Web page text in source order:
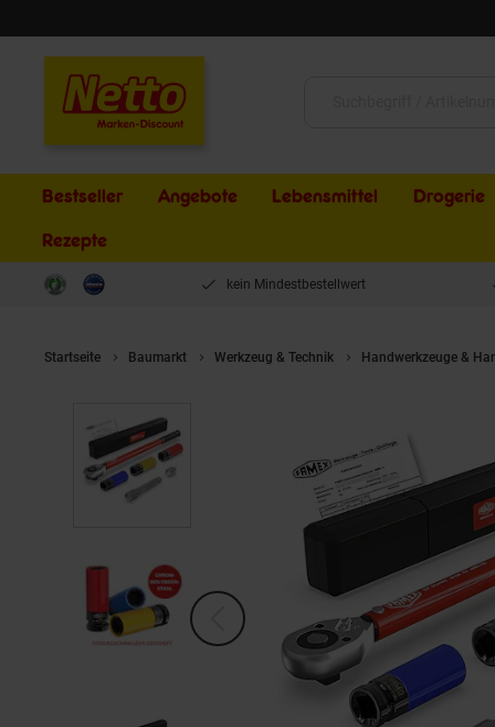
Bestseller Angebote Lebensmittel Drogerie
Rezepte
kein Mindestbestellwert
Startseite Baumarkt Werkzeug & Technik Handwerkzeuge &